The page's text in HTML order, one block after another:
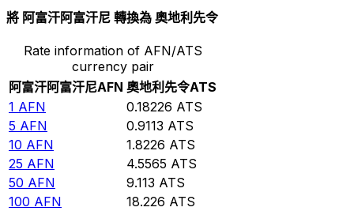
將 阿富汗阿富汗尼 轉換為 奧地利先令
Rate information of AFN/ATS
currency pair
阿富汗阿富汗尼AFN 奧地利先令ATS
1 AFN 0.18226 ATS
5 AFN 0.9113 ATS
10 AFN 1.8226 ATS
25 AFN 4.5565 ATS
50 AFN 9.113 ATS
100 AFN 18.226 ATS